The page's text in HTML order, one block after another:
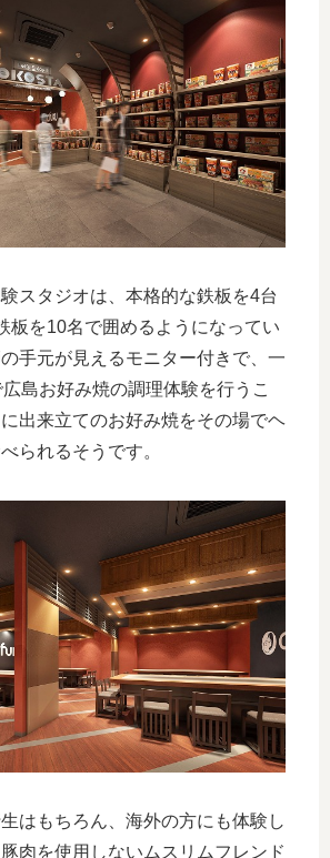
スタジオは、本格的な鉄板を4台
板を10名で囲めるようになってい
手元が見えるモニター付きで、一
島お好み焼の調理体験を行うこ
出来立てのお好み焼をその場でヘ
られるそうです。
はもちろん、海外の方にも体験し
肉を使用しないムスリムフレンド